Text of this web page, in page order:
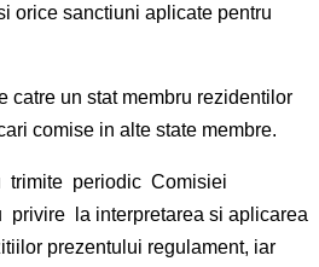
orice sanctiuni aplicate pentru
catre un stat membru rezidentilor
comise in alte state membre.
periodic Comisiei
la interpretarea si aplicarea
prezentului regulament, iar